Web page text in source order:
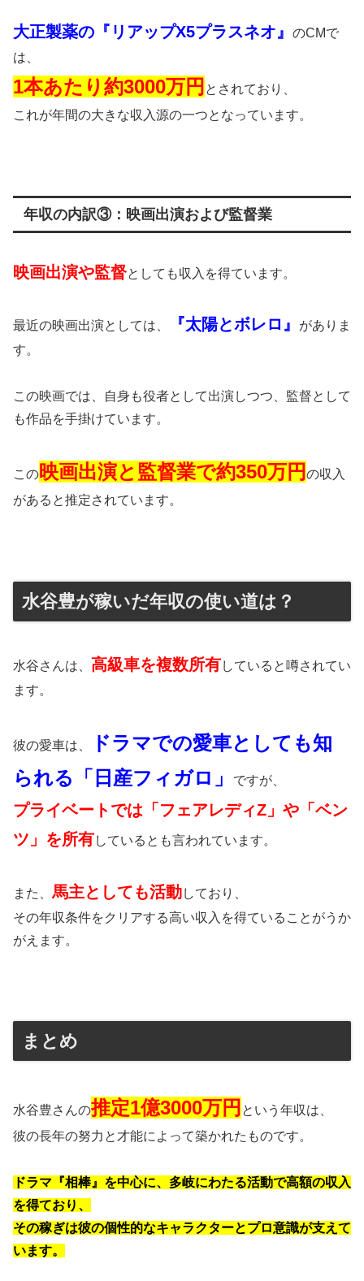
大正製薬の『リアップX5プラスネオ』
のCMで
は、
1本あたり約3000万円 とされており、
これが年間の大きな収入源の一つとなっています。
年収の内訳③：映画出演および監督業
映画出演や監督としても収入を得ています。
最近の映画出演としては、 『太陽とボレロ』
がありま
す。
この映画では、自身も役者として出演しつつ、監督として
も作品を手掛けています。
この映画出演と監督業で約350万円 の収入
があると推定されています。
水谷豊が稼いだ年収の使い道は？
水谷さんは、 高級車を複数所有していると噂されてい
ます。
彼の愛車は、
ドラマでの愛車としても知
られる「日産フィガロ」
ですが、
プライベートでは「フェアレディZ」や「ベン
ツ」を所有しているとも言われています。
また、 馬主としても活動しており、
その年収条件をクリアする高い収入を得ていることがうか
がえます。
まとめ
水谷豊さんの推定1億3000万円 という年収は、
彼の長年の努力と才能によって築かれたものです。
ドラマ『相棒』を中心に、多岐にわたる活動で高額の収入
を得ており、
その稼ぎは彼の個性的なキャラクターとプロ意識が支えて
います。